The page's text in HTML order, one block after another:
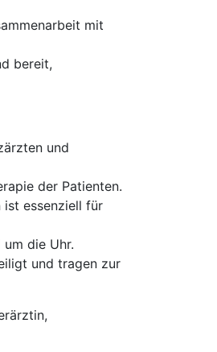
mit
bereit,
und
der Patienten.
ist essenziell für
die Uhr.
und tragen zur